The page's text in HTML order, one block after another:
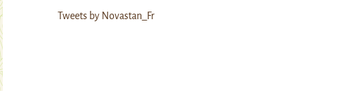
Tweets by Novastan_Fr